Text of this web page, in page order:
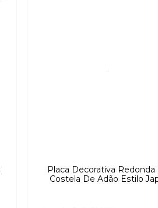
Placa Decorativa Redonda
Costela De Adão Estilo